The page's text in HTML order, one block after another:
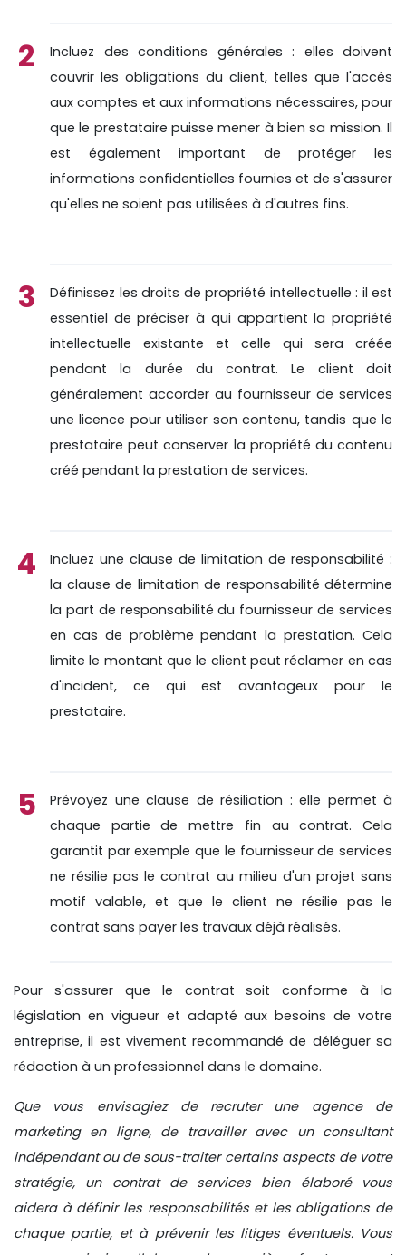
Incluez des conditions générales : elles doivent
couvrir les obligations du client, telles que l'accès
aux comptes et aux informations nécessaires, pour
que le prestataire puisse mener à bien sa mission. Il
est également important de protéger les
informations confidentielles fournies et de s'assurer
qu'elles ne soient pas utilisées à d'autres fins.
Définissez les droits de propriété intellectuelle : il est
essentiel de préciser à qui appartient la propriété
intellectuelle existante et celle qui sera créée
pendant la durée du contrat. Le client doit
généralement accorder au fournisseur de services
une licence pour utiliser son contenu, tandis que le
prestataire peut conserver la propriété du contenu
créé pendant la prestation de services.
Incluez une clause de limitation de responsabilité :
la clause de limitation de responsabilité détermine
la part de responsabilité du fournisseur de services
en cas de problème pendant la prestation. Cela
limite le montant que le client peut réclamer en cas
d'incident, ce qui est avantageux pour le
prestataire.
Prévoyez une clause de résiliation : elle permet à
chaque partie de mettre fin au contrat. Cela
garantit par exemple que le fournisseur de services
ne résilie pas le contrat au milieu d'un projet sans
motif valable, et que le client ne résilie pas le
contrat sans payer les travaux déjà réalisés.
Pour s'assurer que le contrat soit conforme à la
législation en vigueur et adapté aux besoins de votre
entreprise, il est vivement recommandé de déléguer sa
rédaction à un professionnel dans le domaine.
Que vous envisagiez de recruter une agence de
marketing en ligne, de travailler avec un consultant
indépendant ou de sous-traiter certains aspects de votre
stratégie, un contrat de services bien élaboré vous
aidera à définir les responsabilités et les obligations de
chaque partie, et à prévenir les litiges éventuels. Vous